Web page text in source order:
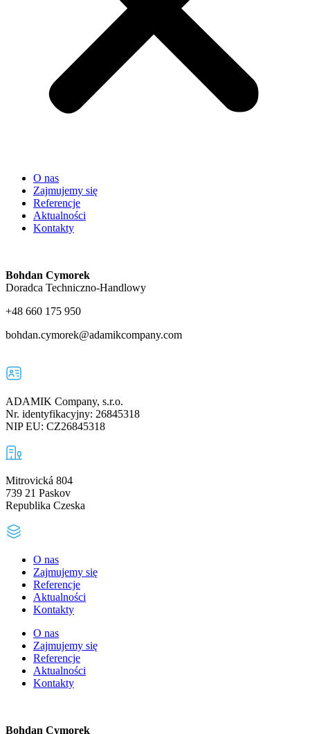
O nas
Zajmujemy się
Referencje
Aktualności
Kontakty
Bohdan Cymorek
Doradca Techniczno-Handlowy
+48 660 175 950
bohdan.cymorek@adamikcompany.com
ADAMIK Company, s.r.o.
Nr. identyfikacyjny: 26845318
NIP EU: CZ26845318
Mitrovická 804
739 21 Paskov
Republika Czeska
O nas
Zajmujemy się
Referencje
Aktualności
Kontakty
O nas
Zajmujemy się
Referencje
Aktualności
Kontakty
Bohdan Cymorek